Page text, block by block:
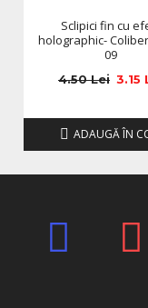
Sclipici fin cu
holographic-
09
3.15
4.50 Lei
ADAUGĂ ÎN